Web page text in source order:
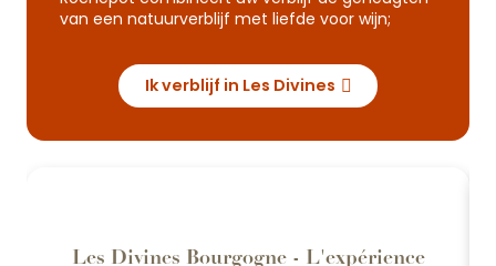
van een natuurverblijf met liefde voor wijn;
Ik verblijf in Les Divines
Les Divines Bourgogne - L'expérience